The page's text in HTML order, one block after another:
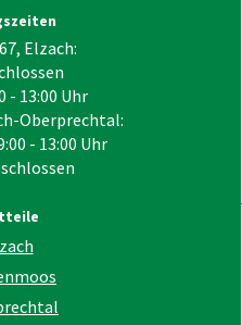
Elzach:
- 13:00 Uhr
Oberprechtal:
- 13:00 Uhr